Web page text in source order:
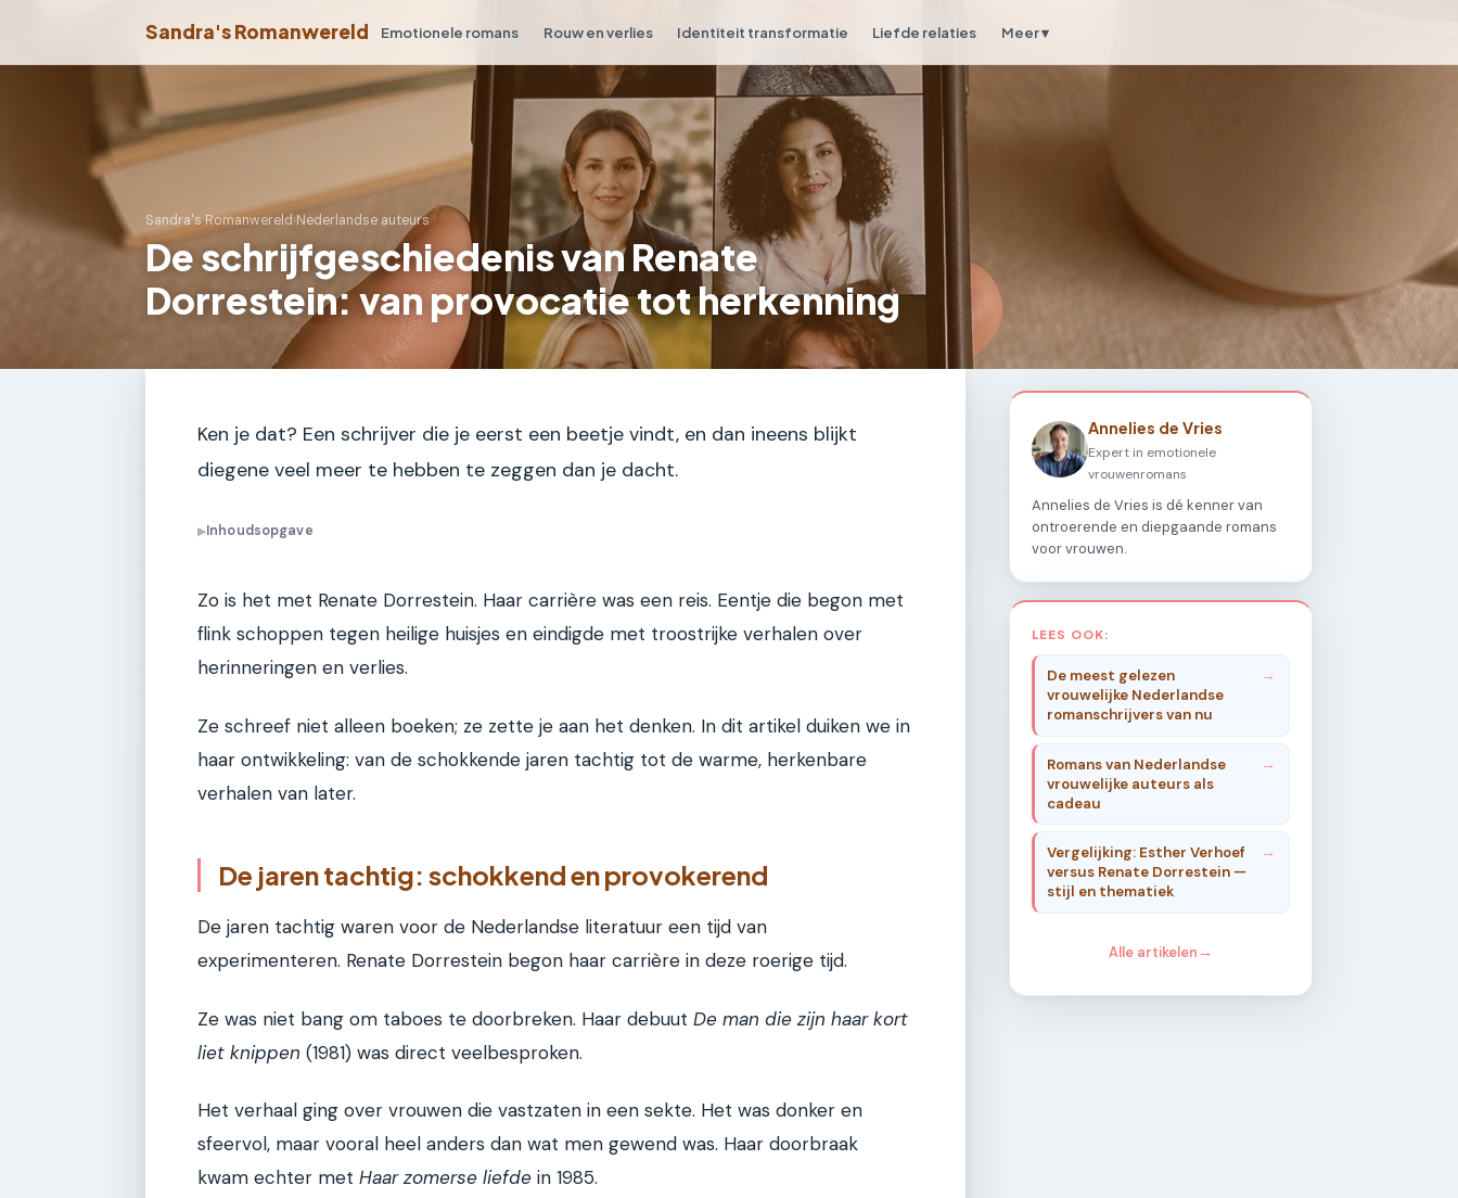
Sandra's Romanwereld Emotionele romans Rouw en verlies Identiteit transformatie Liefde relaties Meer ▾
Sandra's Romanwereld›Nederlandse auteurs
De schrijfgeschiedenis van Renate
Dorrestein: van provocatie tot herkenning
Ken je dat? Een schrijver die je eerst een beetje vindt, en dan ineens blijkt
diegene veel meer te hebben te zeggen dan je dacht.
▶Inhoudsopgave
Zo is het met Renate Dorrestein. Haar carrière was een reis. Eentje die begon met
flink schoppen tegen heilige huisjes en eindigde met troostrijke verhalen over
herinneringen en verlies.
Ze schreef niet alleen boeken; ze zette je aan het denken. In dit artikel duiken we in
haar ontwikkeling: van de schokkende jaren tachtig tot de warme, herkenbare
verhalen van later.
De jaren tachtig: schokkend en provokerend
De jaren tachtig waren voor de Nederlandse literatuur een tijd van
experimenteren. Renate Dorrestein begon haar carrière in deze roerige tijd.
Ze was niet bang om taboes te doorbreken. Haar debuut De man die zijn haar kort
liet knippen (1981) was direct veelbesproken.
Het verhaal ging over vrouwen die vastzaten in een sekte. Het was donker en
sfeervol, maar vooral heel anders dan wat men gewend was. Haar doorbraak
kwam echter met Haar zomerse liefde in 1985.
Annelies de Vries
Expert in emotionele
vrouwenromans
Annelies de Vries is dé kenner van
ontroerende en diepgaande romans
voor vrouwen.
LEES OOK:
De meest gelezen
vrouwelijke Nederlandse
romanschrijvers van nu
Romans van Nederlandse
vrouwelijke auteurs als
cadeau
Vergelijking: Esther Verhoef
versus Renate Dorrestein —
stijl en thematiek
Alle artikelen